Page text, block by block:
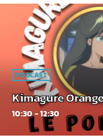
PODCAST
Kimagure
10:30 - 12:30